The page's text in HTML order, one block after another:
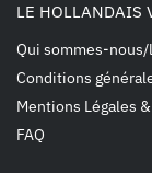
LE HOLLANDAIS
Qui sommes-
Conditions
Mentions Légales
FAQ